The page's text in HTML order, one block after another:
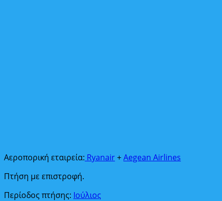
Αεροπορική εταιρεία: Ryanair+Aegean Airlines
Πτήση με επιστροφή.
Περίοδος πτήσης: Ιούλιος